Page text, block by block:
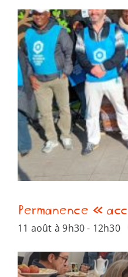
Permanence «
11 août à 9h30- 12h30